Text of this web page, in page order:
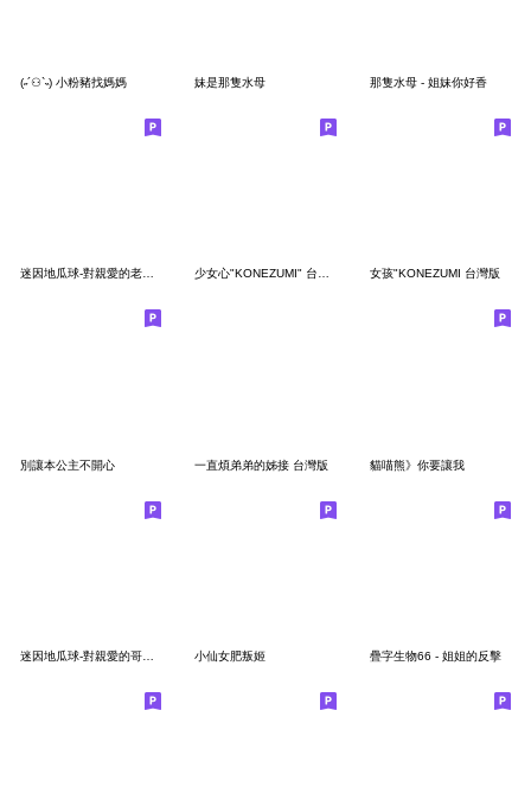
(˶´⚇`˵) 小粉豬找媽媽 妹是那隻水母 那隻水母 - 姐妹你好香
迷因地瓜球-對親愛的老公說 少女心"KONEZUMI" 台灣版 女孩"KONEZUMI 台灣版
別讓本公主不開心 一直煩弟弟的姊接 台灣版 貓喵熊》你要讓我
小仙女肥叛姬 疊字生物66 - 姐姐的反擊